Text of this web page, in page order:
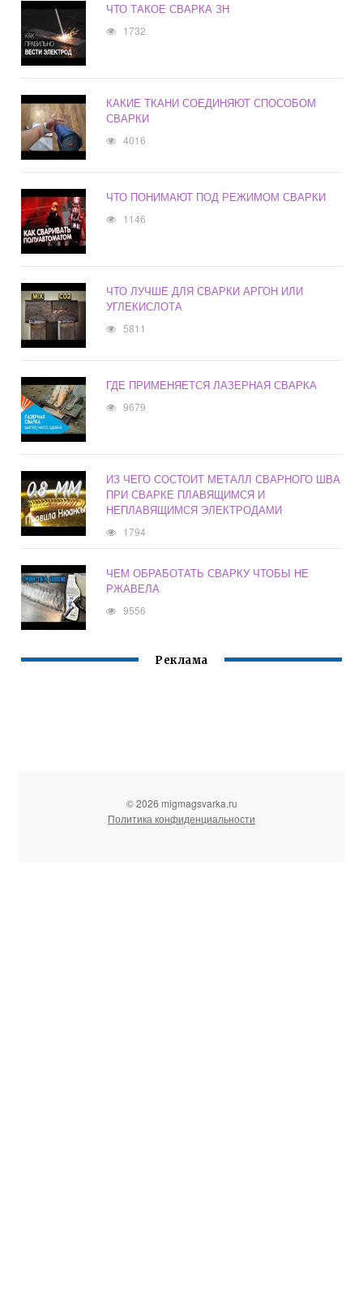
ЧТО ТАКОЕ СВАРКА ЗН
1732
КАКИЕ ТКАНИ СОЕДИНЯЮТ СПОСОБОМ
СВАРКИ
4016
ЧТО ПОНИМАЮТ ПОД РЕЖИМОМ СВАРКИ
1146
ЧТО ЛУЧШЕ ДЛЯ СВАРКИ АРГОН ИЛИ
УГЛЕКИСЛОТА
5811
ГДЕ ПРИМЕНЯЕТСЯ ЛАЗЕРНАЯ СВАРКА
9679
ИЗ ЧЕГО СОСТОИТ МЕТАЛЛ СВАРНОГО ШВА
ПРИ СВАРКЕ ПЛАВЯЩИМСЯ И
НЕПЛАВЯЩИМСЯ ЭЛЕКТРОДАМИ
1794
ЧЕМ ОБРАБОТАТЬ СВАРКУ ЧТОБЫ НЕ
РЖАВЕЛА
9556
Реклама
© 2026 migmagsvarka.ru
Политика конфиденциальности